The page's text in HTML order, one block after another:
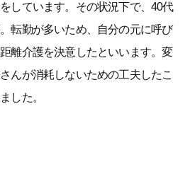
しています。その状況下で、40代
転勤が多いため、自分の元に呼び
離介護を決意したといいます。変
んが消耗しないための工夫したこ
した。